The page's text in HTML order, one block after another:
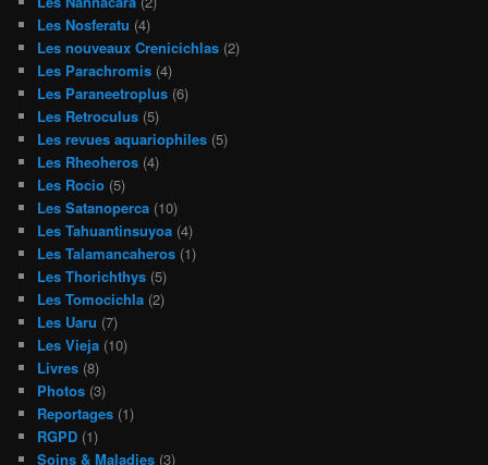
Les Nosferatu (4)
Les nouveaux Crenicichlas (2)
Les Parachromis (4)
Les Paraneetroplus (6)
Les Retroculus (5)
Les revues aquariophiles (5)
Les Rheoheros (4)
Les Rocio (5)
Les Satanoperca (10)
Les Tahuantinsuyoa (4)
Les Talamancaheros (1)
Les Thorichthys (5)
Les Tomocichla (2)
Les Uaru (7)
Les Vieja (10)
Livres (8)
Photos (3)
Reportages (1)
RGPD (1)
Soins & Maladies (3)